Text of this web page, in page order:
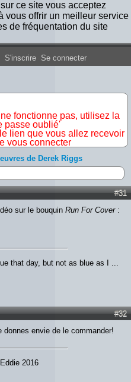
ce site vous acceptez
vous offrir un meilleur service
de fréquentation du site
France
S'inscrire Se connecter
fonctionne pas, utilisez la
passe oublié'
lien que vous allez recevoir
vous connecter
de Derek Riggs
#31
sur le bouquin Run For Cover:
that day, but not as blue as I ...
#32
donnes envie de le commander!
2016